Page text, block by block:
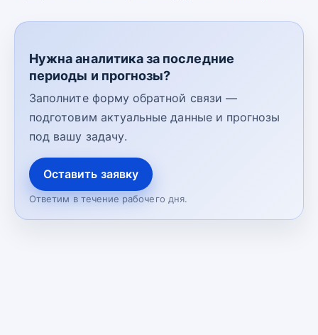
Нужна аналитика за последние
периоды и прогнозы?
Заполните форму обратной связи —
подготовим актуальные данные и прогнозы
под вашу задачу.
Оставить заявку
Ответим в течение рабочего дня.